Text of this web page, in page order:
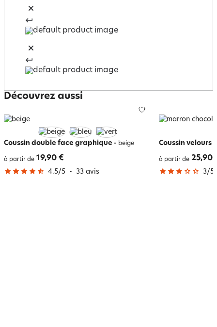
Découvrez aussi
Coussin double face graphique - beige
à partir de 19,90 €
4.5/5 - 33 avis
Coussin velours
à partir de 25,90
3/5